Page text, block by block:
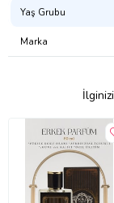
Yaş Grubu
Marka